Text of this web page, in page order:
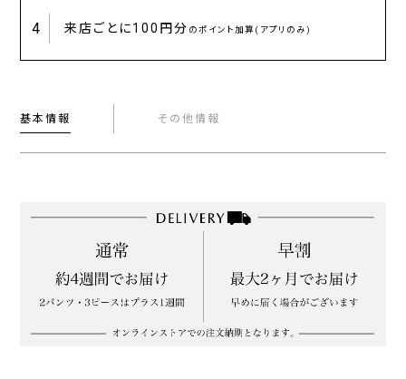
4 来店ごとに100円分 のポイント加算(アプリのみ)
基本情報 その他情報